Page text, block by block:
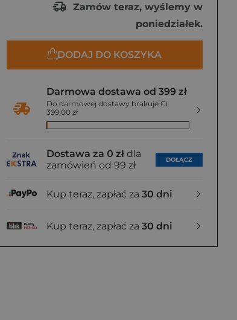
Zamów teraz, wyślemy w
poniedziałek.
DODAJ DO KOSZYKA
Darmowa dostawa od 399 zł
Do darmowej dostawy brakuje Ci
399,00 zł
Dostawa za 0 zł dla
zamówień od 99 zł
DOŁĄCZ
Kup teraz, zapłać za 30 dni
Kup teraz, zapłać za 30 dni